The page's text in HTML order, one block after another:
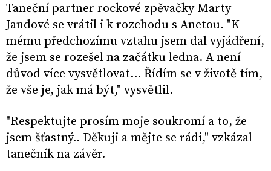
Taneční partner rockové zpěvačky Marty
Jandové se vrátil i k rozchodu s Anetou. "K
mému předchozímu vztahu jsem dal vyjádření,
že jsem se rozešel na začátku ledna. A není
důvod více vysvětlovat… Řídím se v životě tím,
že vše je, jak má být," vysvětlil.
"Respektujte prosím moje soukromí a to, že
jsem šťastný.. Děkuji a mějte se rádi," vzkázal
tanečník na závěr.